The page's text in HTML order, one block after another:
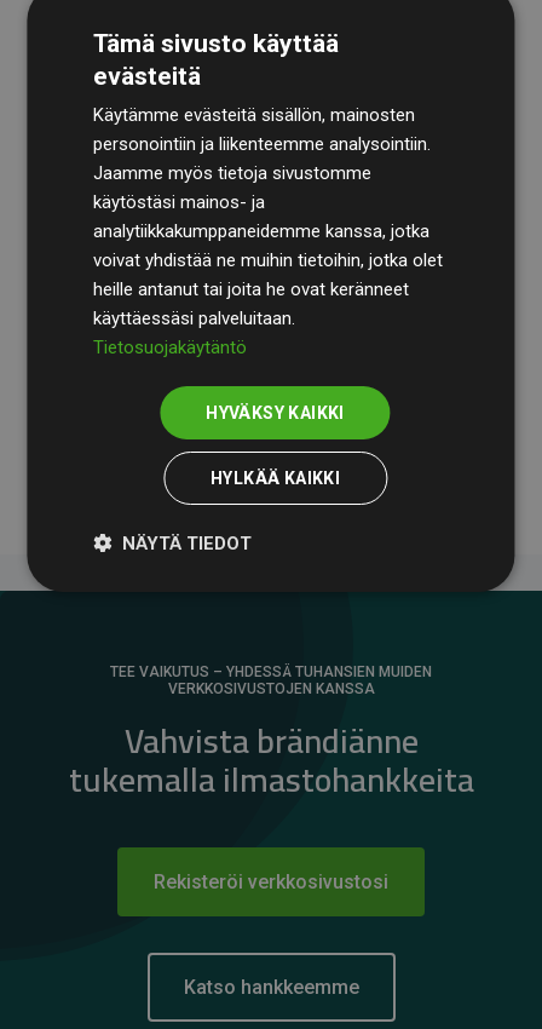
TilintarkastusyhtiöBDOkäy säännöllisesti läpi
laskelmamme ja menetelmämme varmistaakseen
läpinäkyvyyden ja luotettavuuden.
Heidän tarkastuksensa osoittavat, että investoinnit
ilmastohankkeisiin kompensoivat keskimäärin
arvioiduista CO₂-päästöistä
jäsenverkkosivustoilla –
selkeä todiste toimintatapamme todellisesta
TEE VAIKUTUS – YHDESSÄ TUHANSIEN MUIDEN
VERKKOSIVUSTOJEN KANSSA
Vahvista brändiänne
tukemalla ilmastohankkeita
Rekisteröi verkkosivustosi
Katso hankkeemme
Tämä sivusto käyttää
evästeitä
Käytämme evästeitä sisällön, mainosten
personointiin ja liikenteemme analysointiin.
Jaamme myös tietoja sivustomme
käytöstäsi mainos- ja
analytiikkakumppaneidemme kanssa, jotka
voivat yhdistää ne muihin tietoihin, jotka olet
heille antanut tai joita he ovat keränneet
käyttäessäsi palveluitaan.
Tietosuojakäytäntö
HYVÄKSY KAIKKI
HYLKÄÄ KAIKKI
NÄYTÄ TIEDOT